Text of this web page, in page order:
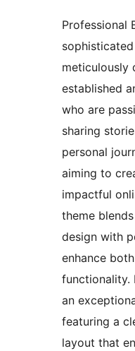
Professional
meticulously
established
who are
sharing
personal
aiming to
impactful
theme
design with
enhance
functionality.
an
featuring a
layout that